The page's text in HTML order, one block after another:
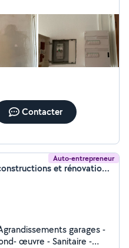
DE
Contacter
Auto-entrepreneur
Jean Ernst (Ernst constructions et rénovation)
garages -
œuvre - Sanitaire -